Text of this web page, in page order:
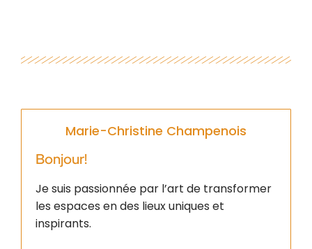
Marie-Christine Champenois
Bonjour!
Je suis passionnée par l’art de transformer
les espaces en des lieux uniques et
inspirants.